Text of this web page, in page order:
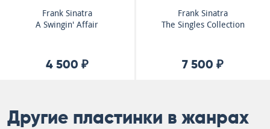
Frank Sinatra
A Swingin' Affair
4 500 ₽
Frank Sinatra
The Singles Collection
7 500 ₽
Другие пластинки в жанрах